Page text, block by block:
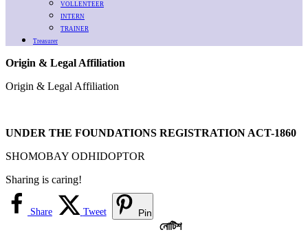
VOLLENTEER
INTERN
TRAINER
Treasurer
Origin & Legal Affiliation
Origin & Legal Affiliation
UNDER THE FOUNDATIONS REGISTRATION ACT-1860
SHOMOBAY ODHIDOPTOR
Sharing is caring!
Share Tweet Pin
নোটিশ